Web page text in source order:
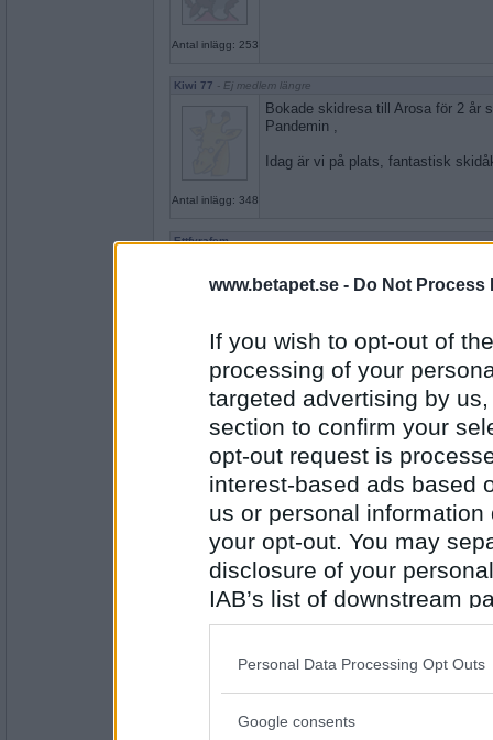
www.betapet.se - Do Not Process
If you wish to opt-out of
processing of your
targeted advertising by
section to confirm your
opt-out request is
interest-based ads based
us or personal
your opt-out. You may
disclosure of your
IAB’s list of downstream
also be disclosed by us
Downstream Participants
Please note that this
Personal Data Processing Opt Outs
Google consents
Antal inlägg: 253
Kiwi 77 - Ej medlem längre
Antal inlägg: 348
Bokade skidresa till Arosa för 2 år
Pandemin ,
Idag är vi på plats, fantastisk
Ettfyrafem
- Ej medlem längre
Antal inlägg: 420
Sista dagen i Umeå, njuter av stor
med långpromenad. Sedan Flyg
Alph90- Ej medlem längre
Antal inlägg: 262
När man får sin efterlängtade
Värmen på Cypern är ok.